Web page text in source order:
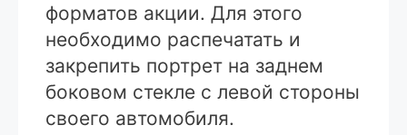
форматов акции. Для этого
необходимо распечатать и
закрепить портрет на заднем
боковом стекле с левой стороны
своего автомобиля.